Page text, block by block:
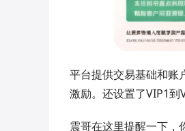
平台提供交易基础和账
激励。还设置了VIP1到
震哥在这里提醒一下，